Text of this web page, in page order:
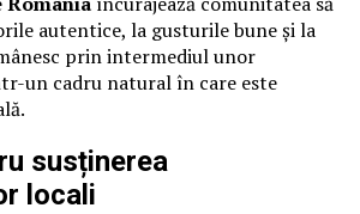
autentice, la gusturile bune și la
prin intermediul unor
un cadru natural în care este
susținerea
locali